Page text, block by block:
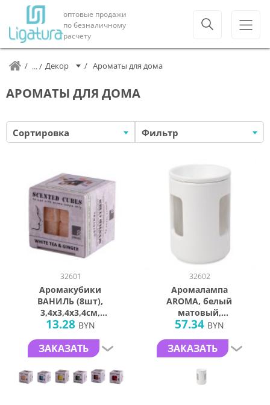
оптовые продажи
по безналичному
расчету
Декор Ароматы для дома
АРОМАТЫ ДЛЯ ДОМА
Сортировка Фильтр
32601
Аромакубики
ВАНИЛЬ (8шт),
3,4х3,4х3,4см,
пальмовый воск
13.28 BYN
ЗАКАЗАТЬ
32602
Аромалампа
AROMA, белый
матовый,
12,5х8,7см,
57.34 BYN
ЗАКАЗАТЬ